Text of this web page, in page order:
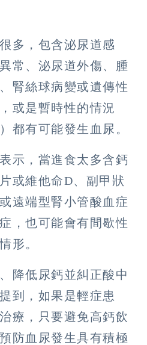
多，包含泌尿道感
常、泌尿道外傷、腫
腎絲球病變或遺傳性
或是暫時性的情況
都有可能發生血尿。
示，當進食太多含鈣
或維他命D、副甲狀
遠端型腎小管酸血症
，也可能會有間歇性
形。
降低尿鈣並糾正酸中
到，如果是輕症患
療，只要避免高鈣飲
防血尿發生具有積極